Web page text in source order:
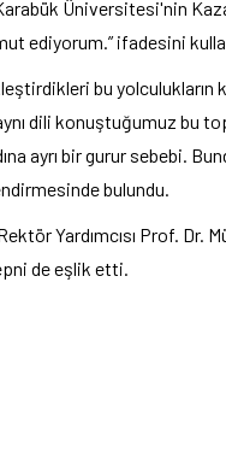
Üniversitesi'nin
ediyorum.” ifadesini
bu
dili konuştuğumuz bu
ayrı bir gurur sebebi.
bulundu.
Yardımcısı Prof. Dr.
de eşlik etti.